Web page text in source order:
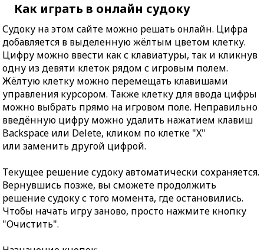
Как играть в онлайн судоку
Судоку на этом сайте можно решать онлайн. Цифра
добавляется в выделенную жёлтым цветом клетку.
Цифру можно ввести как с клавиатуры, так и кликнув
одну из девяти клеток рядом с игровым полем.
Жёлтую клетку можно перемещать клавишами
управления курсором. Также клетку для ввода цифры
можно выбрать прямо на игровом поле. Неправильно
введённую цифру можно удалить нажатием клавиш
Backspace или Delete, кликом по клетке "X"
или заменить другой цифрой.
Текущее решение судоку автоматически сохраняется.
Вернувшись позже, вы сможете продолжить
решение судоку с того момента, где остановились.
Чтобы начать игру заново, просто нажмите кнопку
"Очистить".